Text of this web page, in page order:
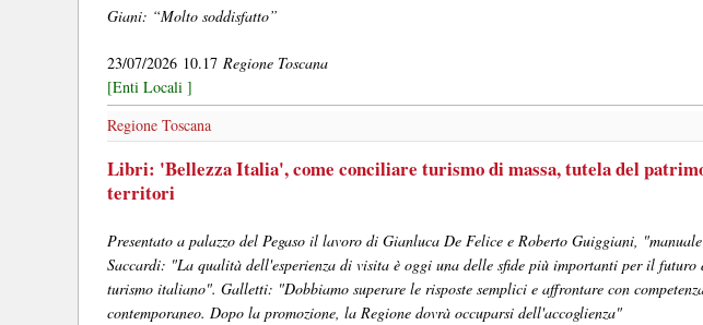
Giani: “Molto soddisfatto”
23/07/2026 10.17Regione Toscana
[Enti Locali ]
Regione Toscana
Libri: 'Bellezza Italia', come conciliare turismo di massa, tutela del
territori
Presentato a palazzo del Pegaso il lavoro di Gianluca De Felice e Roberto Guiggiani,
Saccardi: "La qualità dell'esperienza di visita è oggi una delle sfide più importanti per il
turismo italiano". Galletti: "Dobbiamo superare le risposte semplici e affrontare con
contemporaneo. Dopo la promozione, la Regione dovrà occuparsi dell'accoglienza"